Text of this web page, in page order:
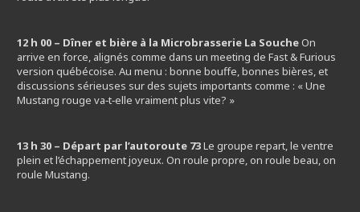
12 h 00 – Dîner et bière à la Microbrasserie La SoucheOn
arrive en force, alignés comme dans un meeting de Fast & Furious
version québécoise. Au menu : bonne bouffe, bonnes bières, et
discussions sérieuses sur des sujets importants comme : « Une
Mustang rouge va‑t‑elle vraiment plus vite? »
13 h 30 – Départ par l’autoroute 73Le groupe repart, le ventre
plein et l’échappement joyeux. On roule propre, on roule beau, on
roule Mustang.